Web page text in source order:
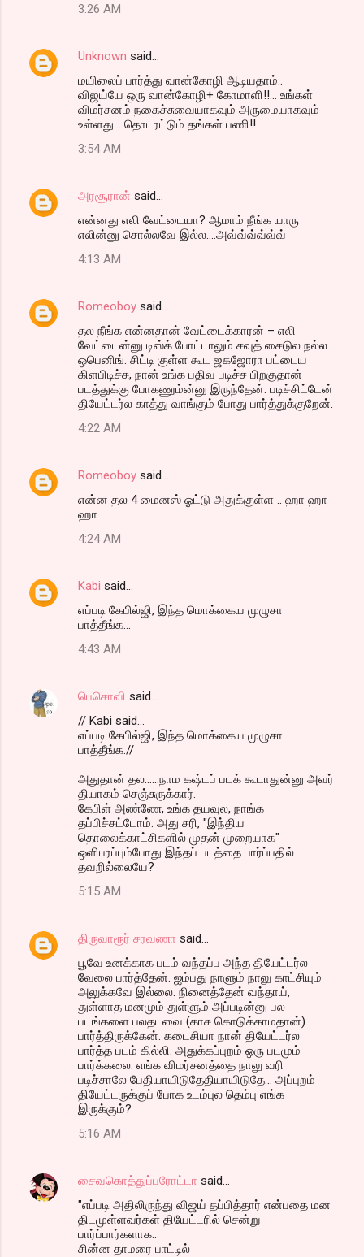
3:26 AM
Unknown said…
மயிலைப் பார்த்து வான்கோழி ஆடியதாம்..
விஜய்யே ஒரு வான்கோழி+ கோமாளி!!... உங்கள்
விமர்சனம் நகைச்சுவையாகவும் அருமையாகவும்
உள்ளது... தொடரட்டும் தங்கள் பணி!!
3:54 AM
அரசூரான் said…
என்னது எலி வேட்டையா? ஆமாம் நீங்க யாரு
எலின்னு சொல்லவே இல்ல....அவ்வ்வ்வ்வ்வ்
4:13 AM
Romeoboy said…
தல நீங்க என்னதான் வேட்டைக்காரன் – எலி
வேட்டைன்னு டிஸ்க் போட்டாலும் சவுத் சைடுல நல்ல
ஒபெனிங். சிட்டி குள்ள கூட ஜகஜோரா பட்டைய
கிளபிடிச்சு, நான் உங்க பதிவ படிச்ச பிறகுதான்
படத்துக்கு போகணும்ன்னு இருந்தேன். படிச்சிட்டேன்
தியேட்டர்ல காத்து வாங்கும் போது பார்த்துக்குறேன்.
4:22 AM
Romeoboy said…
என்ன தல 4 மைனஸ் ஓட்டு அதுக்குள்ள .. ஹா ஹா
ஹா
4:24 AM
Kabi said…
எப்படி கேபில்ஜி, இந்த மொக்கைய முழுசா
பாத்தீங்க...
4:43 AM
பெசொவி said…
// Kabi said...
எப்படி கேபில்ஜி, இந்த மொக்கைய முழுசா
பாத்தீங்க.//
அதுதான் தல......நாம கஷ்டப் படக் கூடாதுன்னு அவர்
தியாகம் செஞ்சுருக்கார்.
கேபிள் அண்ணே, உங்க தயவுல, நாங்க
தப்பிச்சுட்டோம். அது சரி, "இந்திய
தொலைக்காட்சிகளில் முதன் முறையாக"
ஒளிபரப்பும்போது இந்தப் படத்தை பார்ப்பதில்
தவறில்லையே?
5:15 AM
திருவாரூர் சரவணா said…
பூவே உனக்காக படம் வந்தப்ப அந்த தியேட்டர்ல
வேலை பார்த்தேன். ஐம்பது நாளும் நாலு காட்சியும்
அலுக்கவே இல்லை. நினைத்தேன் வந்தாய்,
துள்ளாத மனமும் துள்ளும் அப்படின்னு பல
படங்களை பலதடவை (காசு கொடுக்காமதான்)
பார்த்திருக்கேன். கடைசியா நான் தியேட்டர்ல
பார்த்த படம் கில்லி. அதுக்கப்புறம் ஒரு படமும்
பார்க்கலை. எங்க விமர்சனத்தை நாலு வரி
படிச்சாலே பேதியாயிடுதேதியாயிடுதே... அப்புறம்
தியேட்டருக்குப் போக உடம்புல தெம்பு எங்க
இருக்கும்?
5:16 AM
சைவகொத்துப்பரோட்டா said…
"எப்படி அதிலிருந்து விஜய் தப்பித்தார் என்பதை மன
திடமுள்ளவர்கள் தியேட்டரில் சென்று
பார்ப்பார்களாக..
சின்ன தாமரை பாட்டில்